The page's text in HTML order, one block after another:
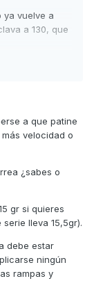
ya vuelve a
a 130, que
aceite
grande
poner los
a que patine
velocidad o
¿sabes o
gr si quieres
lleva 15,5gr).
debe estar
ningún
rampas y